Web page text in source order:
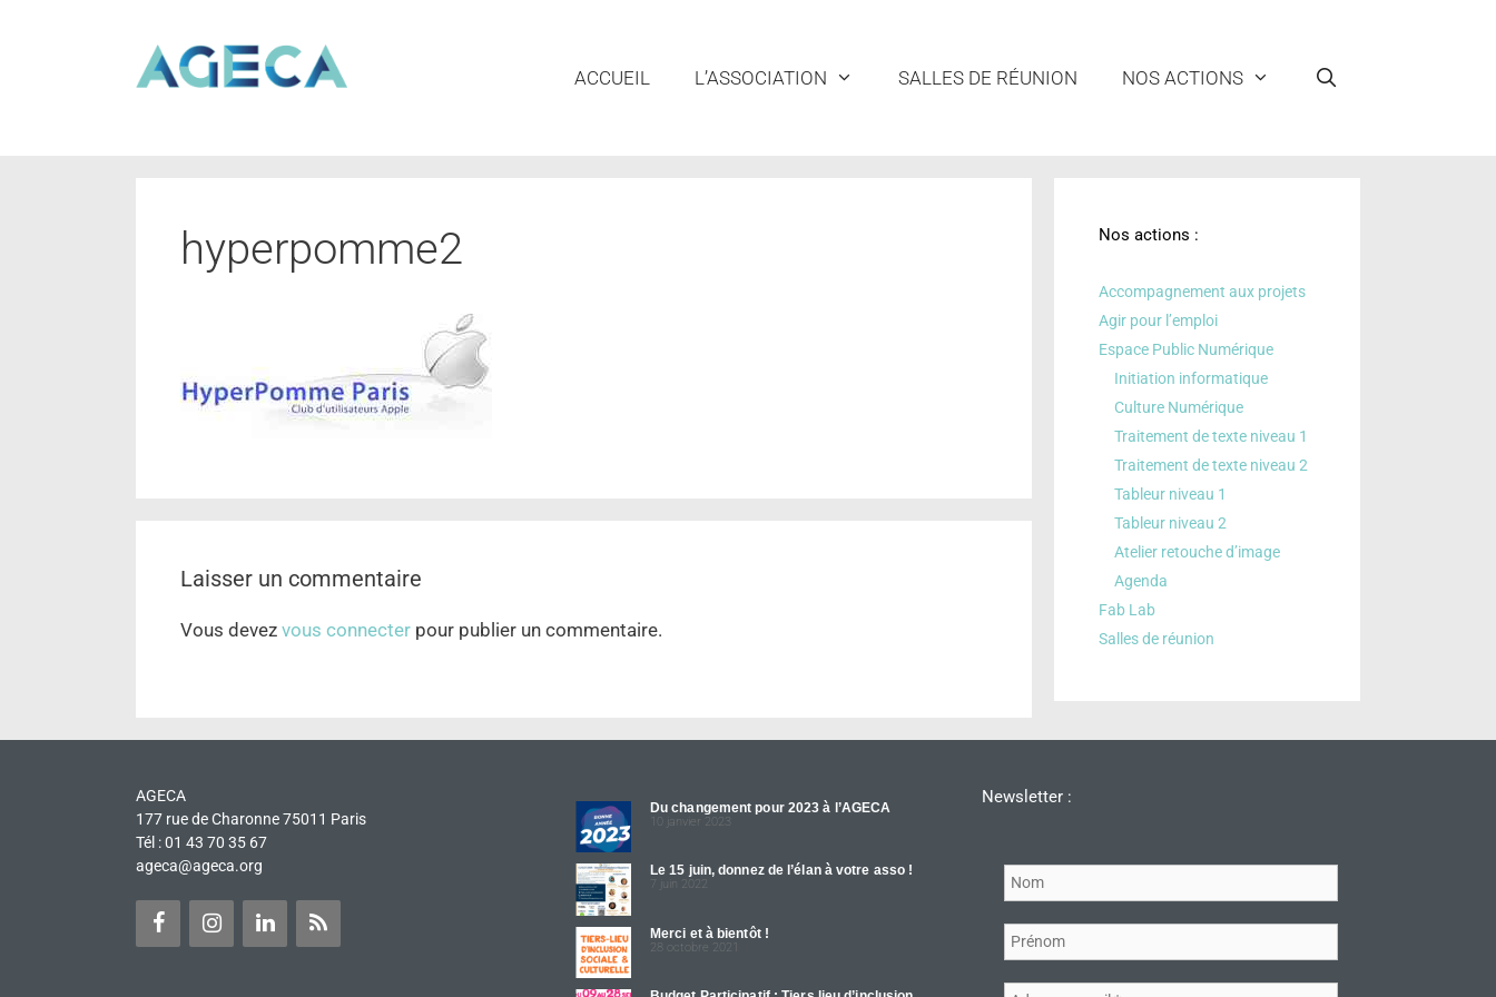
ACCUEIL L’ASSOCIATION SALLES DE RÉUNION NOS ACTIONS
hyperpomme2
Laisser un commentaire
Vous devez vous connecter pour publier un commentaire.
Nos actions :
Accompagnement aux projets
Agir pour l’emploi
Espace Public Numérique
Initiation informatique
Culture Numérique
Traitement de texte niveau 1
Traitement de texte niveau 2
Tableur niveau 1
Tableur niveau 2
Atelier retouche d’image
Agenda
Fab Lab
Salles de réunion
AGECA
177 rue de Charonne 75011 Paris
Tél : 01 43 70 35 67
ageca@ageca.org
Du changement pour 2023 à l’AGECA
10 janvier 2023
Le 15 juin, donnez de l’élan à votre asso !
7 juin 2022
Merci et à bientôt !
28 octobre 2021
Newsletter :